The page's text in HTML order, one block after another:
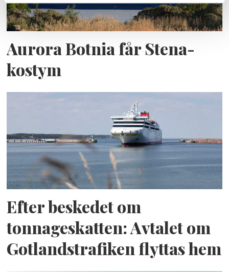
Aurora Botnia får Stena-
kostym
Efter beskedet om
tonnageskatten: Avtalet om
Gotlandstrafiken flyttas hem